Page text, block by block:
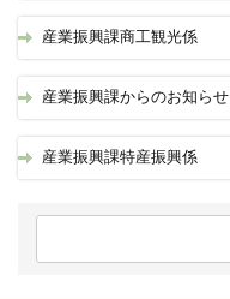
産業振興課商工観光係
産業振興課からのお知らせ
産業振興課特産振興係